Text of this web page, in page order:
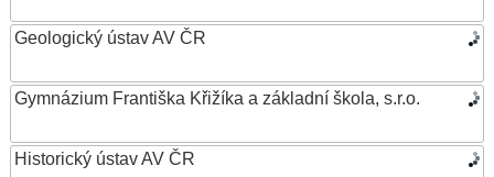
Geologický ústav AV ČR
Gymnázium Františka Křižíka a základní škola, s.r.o.
Historický ústav AV ČR